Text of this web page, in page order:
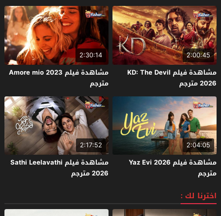
2:00:45
مشاهدة فيلم KD: The Devil
2026 مترجم
2:30:14
مشاهدة فيلم Amore mio 2023
مترجم
2:04:05
مشاهدة فيلم Yaz Evi 2026
مترجم
2:17:52
مشاهدة فيلم Sathi Leelavathi
2026 مترجم
اخترنا لك :